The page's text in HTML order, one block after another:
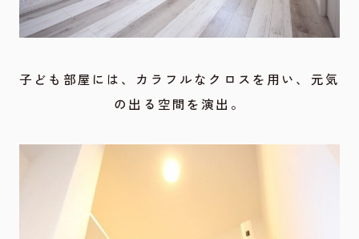
子ども部屋には、カラフルなクロスを用い、元気
の出る空間を演出。